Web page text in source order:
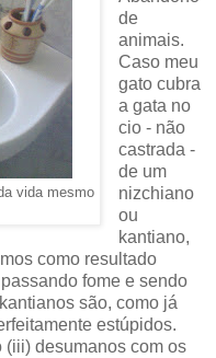
vida mesmo
de
animais.
Caso meu
gato cubra
a gata no
cio - não
castrada -
de um
nizchiano
ou
kantiano,
como resultado
fome e sendo
são, como já
estúpidos.
desumanos com os